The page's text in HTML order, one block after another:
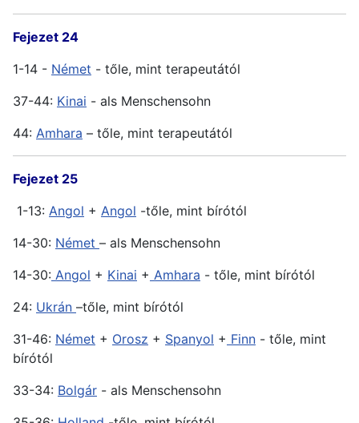
Fejezet 24
1-14 - Német - tőle, mint terapeutától
37-44: Kinai - als Menschensohn
44: Amhara – tőle, mint terapeutától
Fejezet 25
1-13: Angol + Angol -tőle, mint bírótól
14-30: Német – als Menschensohn
14-30: Angol + Kinai + Amhara - tőle, mint bírótól
24: Ukrán –tőle, mint bírótól
31-46: Német + Orosz + Spanyol + Finn - tőle, mint
bírótól
33-34: Bolgár - als Menschensohn